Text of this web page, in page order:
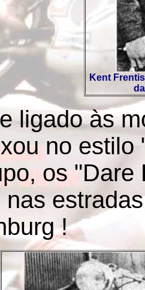
Kent
ligado às
no
os "Dare
nas
!